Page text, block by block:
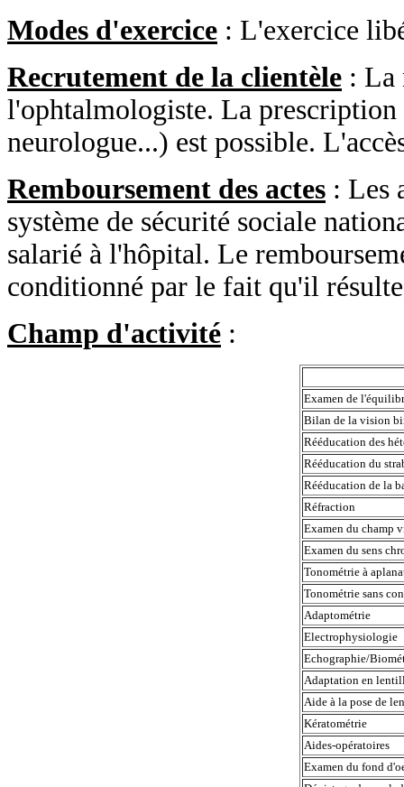
Modes d'exercice : L'exercice
Recrutement de la clientèle : La
l'ophtalmologiste. La prescription
neurologue...) est possible.
Remboursement des actes : Les
système de sécurité sociale
salarié à l'hôpital. Le
conditionné par le fait qu'il
Champ d'activité :
Examen de
Bilan de la vision
Rééducation des
Rééducation du
Rééducation de la
Réfraction
Examen du champ
Examen du sens
Tonométrie à
Tonométrie sans
Adaptométrie
Electrophysiologie
Echographie/
Adaptation en
Aide à la pose de
Kératométrie
Aides-opératoires
Examen du fond